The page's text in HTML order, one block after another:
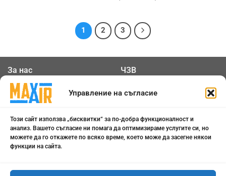
Управление на съгласие
Този сайт използва „бисквитки“ за по-добра функционалност и
анализ. Вашето съгласие ни помага да оптимизираме услугите си, но
можете да го откажете по всяко време, което може да засегне някои
функции на сайта.
1 2 3
За нас
Общи условия
поверителност
ЧЗВ
Контакти